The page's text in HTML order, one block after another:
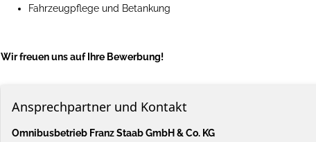
Fahrzeugpflege und Betankung
Wir freuen uns auf Ihre Bewerbung!
Ansprechpartner und Kontakt
Omnibusbetrieb Franz Staab GmbH & Co. KG